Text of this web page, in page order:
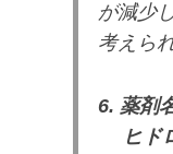
が減少
考えら
6. 薬剤
ヒド